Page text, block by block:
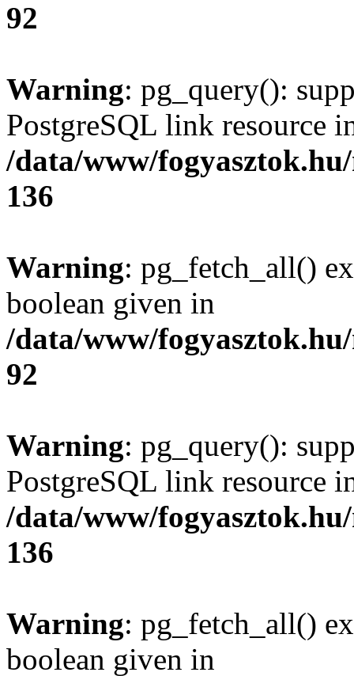
92
Warning: pg_query():
PostgreSQL link resource
/data/www/
136
Warning: pg_fetch_all()
boolean given in
/data/www/
92
Warning: pg_query():
PostgreSQL link resource
/data/www/
136
Warning: pg_fetch_all()
boolean given in